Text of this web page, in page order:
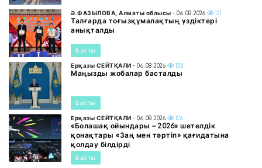
Ә.ФАЗЫЛОВА, Алматы облысы - 06.08.2026 121
Талғарда тоғызқұмалақтың үздіктері
анықталды
Басты
Ерқазы СЕЙТҚАЛИ - 06.08.2026 123
Маңызды жобалар басталды
Басты
Ерқазы СЕЙТҚАЛИ - 06.08.2026 126
«Болашақ ойындары – 2026» шетелдік
қонақтары «Заң мен тәртіп» қағидатына
қолдау білдірді
Басты